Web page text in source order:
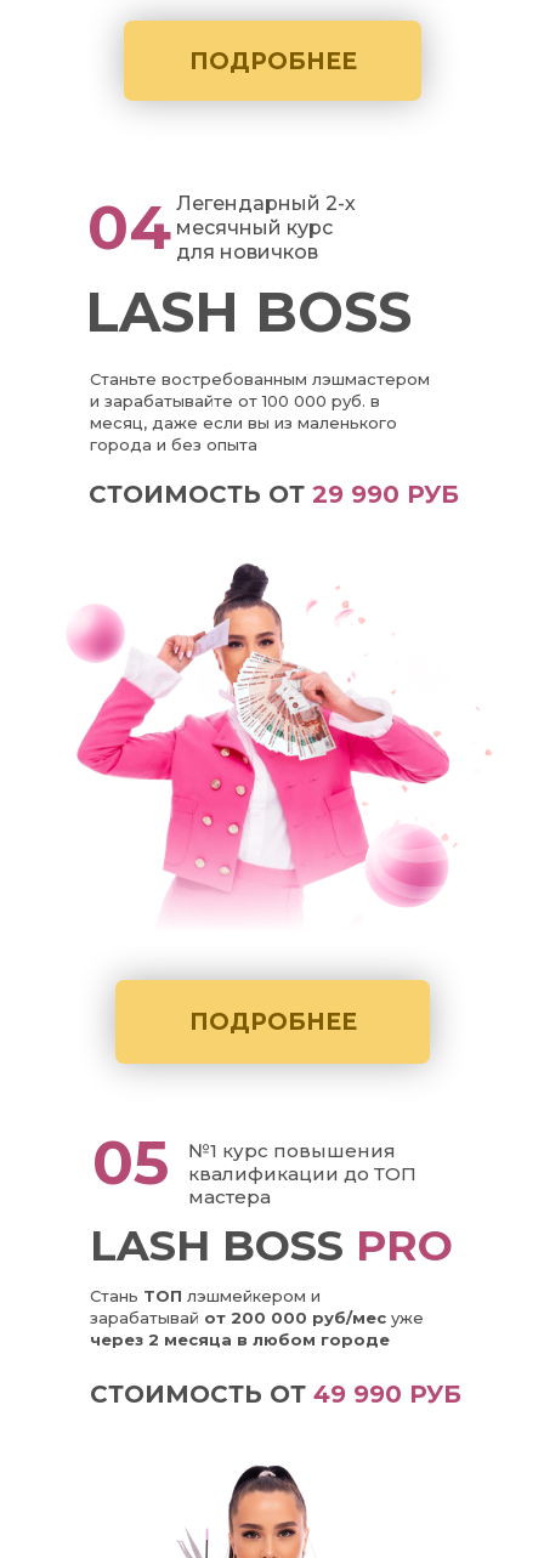
ПОДРОБНЕЕ
ПОДРОБНЕЕ
LASH BOSS
Легендарный 2-х
месячный курс
для новичков
СТОИМОСТЬ ОТ 29 990 РУБ
04
Станьте востребованным лэшмастером
и зарабатывайте от 100 000 руб. в
месяц, даже если вы из маленького
города и без опыта
LASH BOSS PRO
№1 курс повышения
квалификации до ТОП
мастера
СТОИМОСТЬ ОТ 49 990 РУБ
05
Стань ТОП лэшмейкером и
зарабатывай от 200 000 руб/мес уже
через 2 месяца в любом городе